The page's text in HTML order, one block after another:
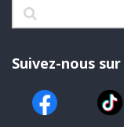
Suivez-nous